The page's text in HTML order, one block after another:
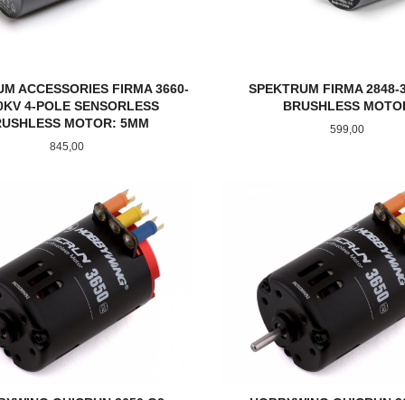
ACCESSORIES FIRMA 3660-
4-POLE SENSORLESS
MOTOR: 5MM
Pris
845,00
SPEKTRUM FIRMA 2848-
BRUSHLESS
Pris
599,00